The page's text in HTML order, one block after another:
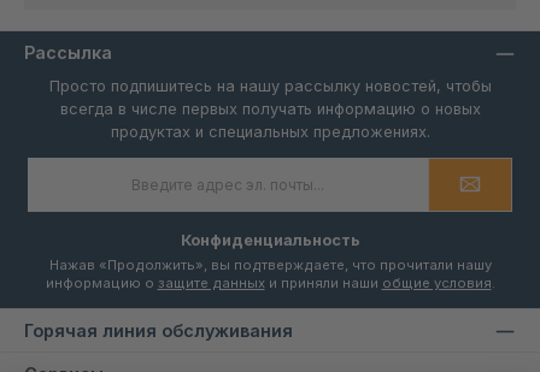
Рассылка
Просто подпишитесь на нашу рассылку новостей, чтобы
всегда в числе первых получать информацию о новых
продуктах и специальных предложениях.
Конфиденциальность
Нажав «Продолжить», вы подтверждаете, что прочитали нашу
информацию о защите данныхи приняли наши общие условия
Горячая линия обслуживания